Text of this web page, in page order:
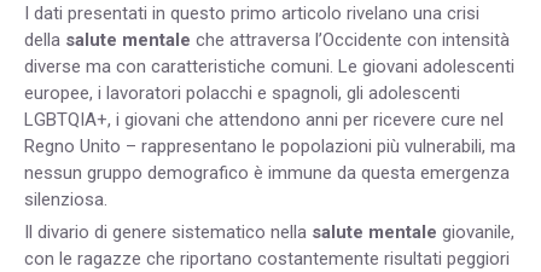
I dati presentati in questo primo articolo rivelano una crisi
della salute mentale che attraversa l’Occidente con intensità
diverse ma con caratteristiche comuni. Le giovani adolescenti
europee, i lavoratori polacchi e spagnoli, gli adolescenti
LGBTQIA+, i giovani che attendono anni per ricevere cure nel
Regno Unito – rappresentano le popolazioni più vulnerabili, ma
nessun gruppo demografico è immune da questa emergenza
silenziosa.
Il divario di genere sistematico nella salute mentale giovanile,
con le ragazze che riportano costantemente risultati peggiori